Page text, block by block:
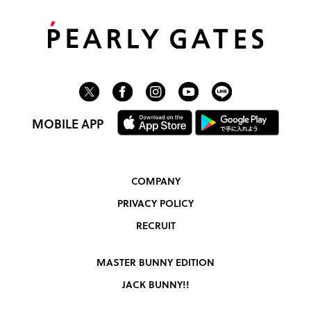
MOBILE APP
COMPANY
PRIVACY POLICY
RECRUIT
MASTER BUNNY EDITION
JACK BUNNY!!